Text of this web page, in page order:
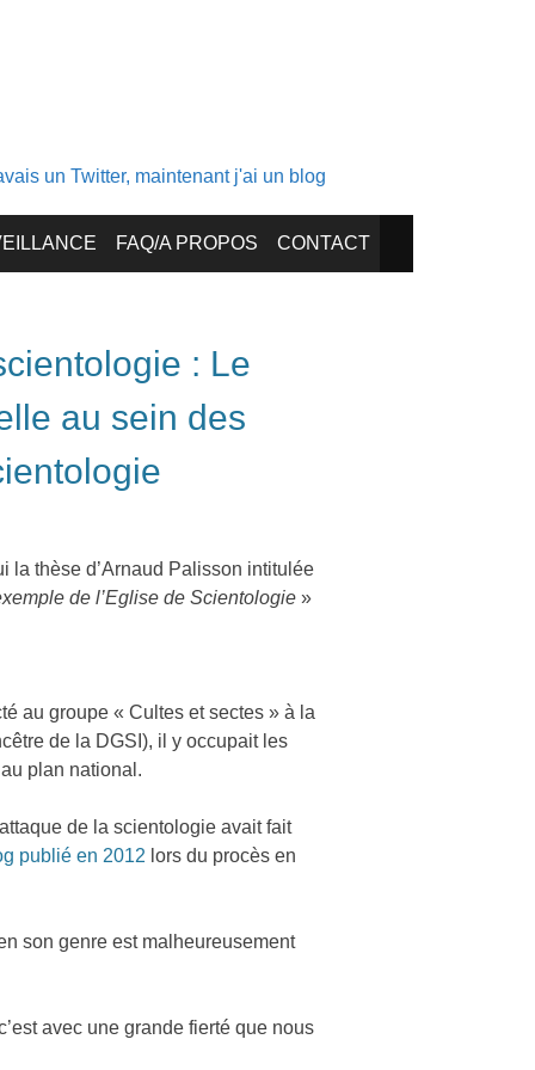
un Twitter, maintenant j'ai un blog
FAQ/A PROPOS CONTACT
: Le
au sein des
la thèse d’Arnaud Palisson intitulée
de l’Eglise de Scientologie »
au groupe « Cultes et sectes » à la
de la DGSI), il y occupait les
plan national.
de la scientologie avait fait
publié en 2012 lors du procès en
son genre est malheureusement
avec une grande fierté que nous